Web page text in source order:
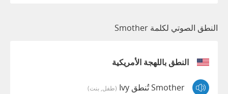
النطق الصوتي لكلمة Smother
النطق باللهجة الأمريكية
Smother تُنطق Ivy (طفل, بنت)